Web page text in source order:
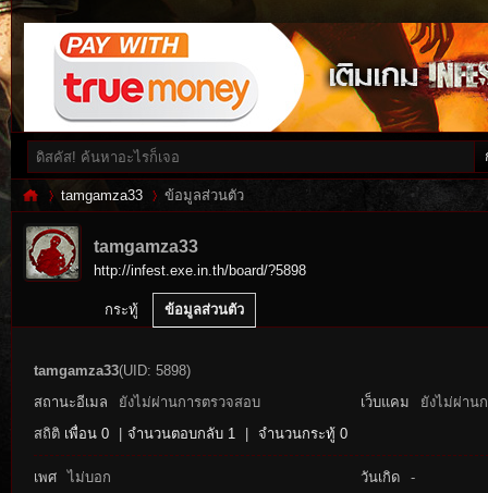
tamgamza33 ข้อมูลส่วนตัว
tamgamza33
http://infest.exe.in.th/board/?5898
กระทู้ ข้อมูลส่วนตัว
tamgamza33(UID: 5898)
สถานะอีเมล
ยังไม่ผ่านการตรวจสอบ เว็บแคม
ยังไม่ผ่าน
สถิติ เพื่อน 0 จำนวนตอบกลับ 1 จำนวนกระทู้ 0
เพศ ไม่บอก วันเกิด -